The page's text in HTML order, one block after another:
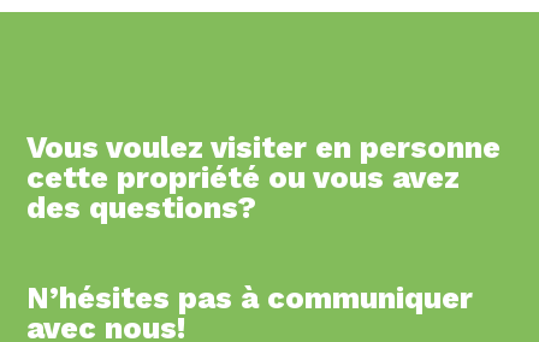
Vous voulez visiter en personne
cette propriété ou vous avez
des questions?
N’hésites pas à communiquer
avec nous!